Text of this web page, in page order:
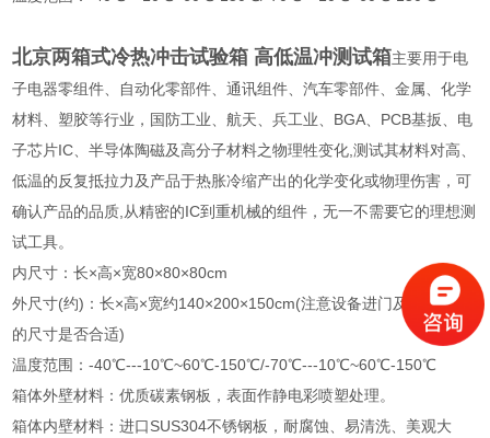
北京两箱式冷热冲击试验箱 高低温冲测试箱主要用于电
子电器零组件、自动化零部件、通讯组件、汽车零部件、金属、化学
材料、塑胶等行业，国防工业、航天、兵工业、BGA、PCB基扳、电
子芯片IC、半导体陶磁及高分子材料之物理牲变化,测试其材料对高、
低温的反复抵拉力及产品于热胀冷缩产出的化学变化或物理伤害，可
确认产品的品质,从精密的IC到重机械的组件，无一不需要它的理想测
试工具。
内尺寸：长×高×宽80×80×80cm
外尺寸(约)：长×高×宽约140×200×150cm(注意设备进门及进实验室
的尺寸是否合适)
温度范围：-40℃---10℃~60℃-150℃/-70℃---10℃~60℃-150℃
箱体外壁材料：优质碳素钢板，表面作静电彩喷塑处理。
箱体内壁材料：进口SUS304不锈钢板，耐腐蚀、易清洗、美观大